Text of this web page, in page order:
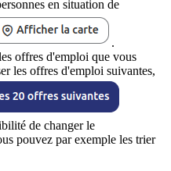
en situation de
.
offres d'emploi que vous
les offres d'emploi suivantes,
de changer le
pouvez par exemple les trier